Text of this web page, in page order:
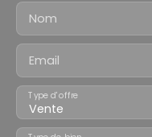
Nom
Email
Vente
Type d'offre